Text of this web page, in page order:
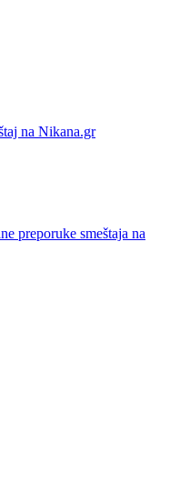
na Nikana.gr
preporuke smeštaja na